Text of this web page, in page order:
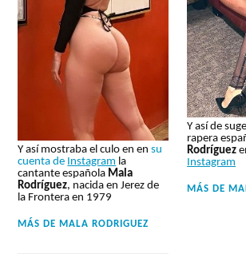
Y así mostraba el culo en ensu
cuenta de Instagram la
cantante española Mala
Rodríguez, nacida en Jerez de
la Frontera en 1979
MÁS DE MALA RODRIGUEZ
Y así de
rapera
Rodríguez
Instagram
MÁS DE